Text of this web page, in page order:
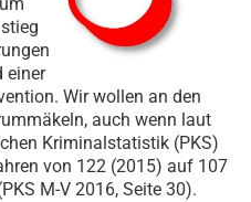
einer
Wir wollen an den
auch wenn laut
Kriminalstatistik (PKS)
von 122 (2015) auf 107
M-V 2016, Seite 30).